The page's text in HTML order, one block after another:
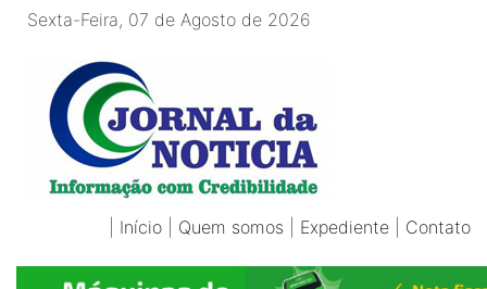
Sexta-Feira, 07 de Agosto de 2026
Início Quem somos Expediente Contato